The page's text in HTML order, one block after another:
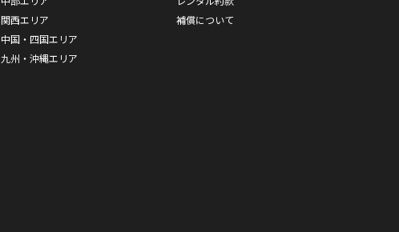
関西エリア
中国・四国エリア
九州・沖縄エリア
補償について